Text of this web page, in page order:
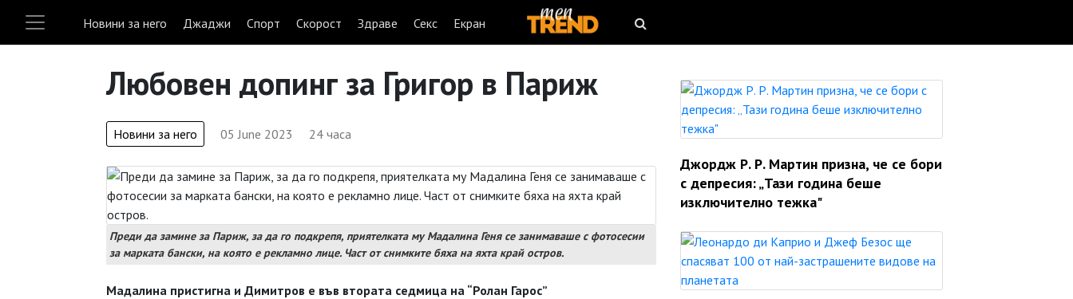
Новини за него Джаджи Спорт Скорост Здраве Секс Екран
Любовен допинг за Григор в Париж
Новини за него 05 June 2023 24 часа
Преди да замине за Париж, за да го подкрепя, приятелката му Мадалина Геня се занимаваше с фотосесии
за марката бански, на която е рекламно лице. Част от снимките бяха на яхта край остров.
Мадалина пристигна и Димитров е във втората седмица на “Ролан Гарос”
Джордж Р. Р. Мартин призна, че се бори
с депресия: „Тази година беше
изключително тежка"